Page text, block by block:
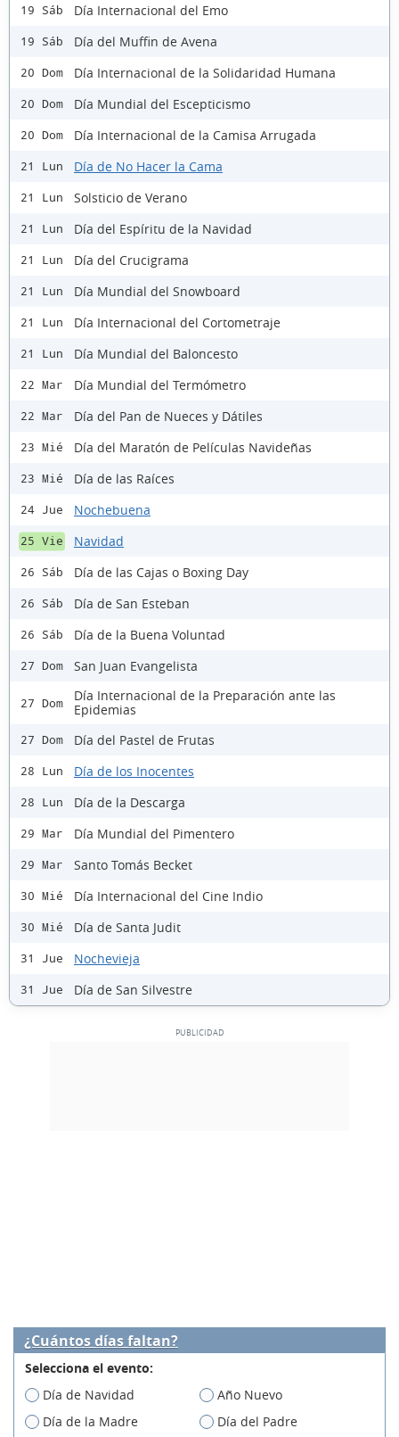
19 Sáb Día Internacional del Emo
19 Sáb Día del Muffin de Avena
20 Dom Día Internacional de la Solidaridad Humana
20 Dom Día Mundial del Escepticismo
20 Dom Día Internacional de la Camisa Arrugada
21 Lun Día de No Hacer la Cama
21 Lun Solsticio de Verano
21 Lun Día del Espíritu de la Navidad
21 Lun Día del Crucigrama
21 Lun Día Mundial del Snowboard
21 Lun Día Internacional del Cortometraje
21 Lun Día Mundial del Baloncesto
22 Mar Día Mundial del Termómetro
22 Mar Día del Pan de Nueces y Dátiles
23 Mié Día del Maratón de Películas Navideñas
23 Mié Día de las Raíces
24 Jue Nochebuena
25 Vie Navidad
26 Sáb Día de las Cajas o Boxing Day
26 Sáb Día de San Esteban
26 Sáb Día de la Buena Voluntad
27 Dom San Juan Evangelista
27 Dom
Día Internacional de la Preparación ante las
Epidemias
27 Dom Día del Pastel de Frutas
28 Lun Día de los Inocentes
28 Lun Día de la Descarga
29 Mar Día Mundial del Pimentero
29 Mar Santo Tomás Becket
30 Mié Día Internacional del Cine Indio
30 Mié Día de Santa Judit
31 Jue Nochevieja
31 Jue Día de San Silvestre
¿Cuántos días faltan?
Selecciona el evento:
Día de Navidad
Año Nuevo
Día de la Madre
Día del Padre